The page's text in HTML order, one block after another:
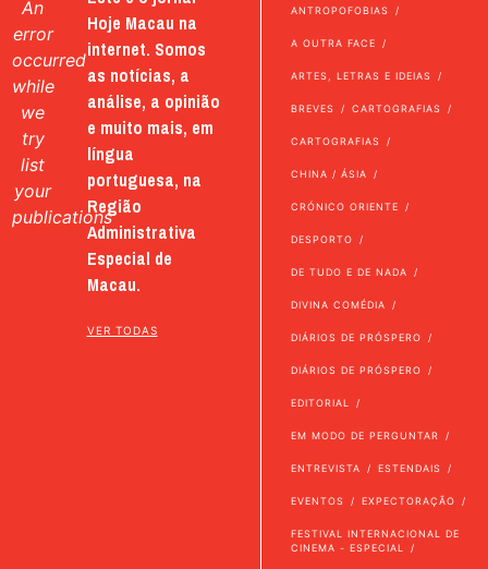
An
error
occurred
while
we
try
list
your
publications
Hoje Macau na
internet. Somos
as notícias, a
análise, a opinião
e muito mais, em
língua
portuguesa, na
Região
Administrativa
Especial de
Macau.
VER TODAS
ANTROPOFOBIAS
A OUTRA FACE
ARTES, LETRAS E IDEIAS
BREVES CARTOGRAFIAS
CARTOGRAFIAS
CHINA / ÁSIA
CRÓNICO ORIENTE
DESPORTO
DE TUDO E DE NADA
DIVINA COMÉDIA
DIÁRIOS DE PRÓSPERO
DIÁRIOS DE PRÓSPERO
EDITORIAL
EM MODO DE PERGUNTAR
ENTREVISTA ESTENDAIS
EVENTOS EXPECTORAÇÃO
FESTIVAL INTERNACIONAL DE
CINEMA - ESPECIAL